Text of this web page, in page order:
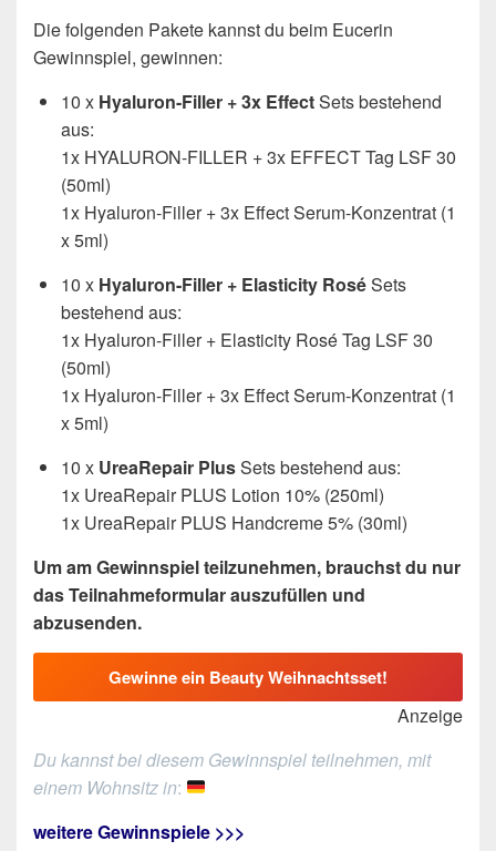
Die folgenden Pakete kannst du beim Eucerin
Gewinnspiel, gewinnen:
10 x Hyaluron-Filler + 3x EffectSets bestehend
aus:
1x HYALURON-FILLER + 3x EFFECT Tag LSF 30
(50ml)
1x Hyaluron-Filler + 3x Effect Serum-Konzentrat (1
x 5ml)
10 x Hyaluron-Filler + Elasticity RoséSets
bestehend aus:
1x Hyaluron-Filler + Elasticity Rosé Tag LSF 30
(50ml)
1x Hyaluron-Filler + 3x Effect Serum-Konzentrat (1
x 5ml)
10 x UreaRepair PlusSets bestehend aus:
1x UreaRepair PLUS Lotion 10% (250ml)
1x UreaRepair PLUS Handcreme 5% (30ml)
Um am Gewinnspiel teilzunehmen, brauchst du nur
das Teilnahmeformular auszufüllen und
abzusenden.
Gewinne ein Beauty Weihnachtsset!
Anzeige
Du kannst bei diesem Gewinnspiel teilnehmen, mit
einem Wohnsitz in:
weitere Gewinnspiele >>>